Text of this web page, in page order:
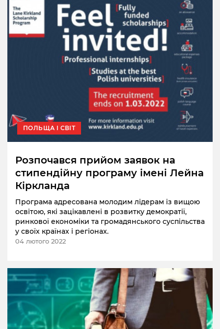
ПОЛЬЩА І СВІТ
Розпочався прийом заявок на
стипендійну програму імені Лейна
Кіркланда
Програма адресована молодим лідерам із вищою
освітою, які зацікавлені в розвитку демократії,
ринкової економіки та громадянського суспільства
у своїх країнах і регіонах.
04 лютого 2022